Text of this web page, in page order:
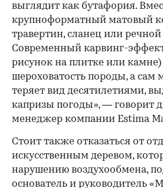
00:00 / 00:00
выглядит как бутафория.
крупноформатный матовый
травертин, сланец или
Современный карвинг-
рисунок на плитке или камне)
шероховатость породы, а сам
теряет вид десятилетиями,
капризы погоды», — говорит
менеджер компании Estima
Стоит также отказаться от
искусственным деревом,
нарушению воздухообмена,
основатель и руководитель